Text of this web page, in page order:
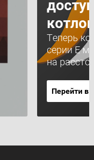
Теперь
серии Е
на
Перейти в